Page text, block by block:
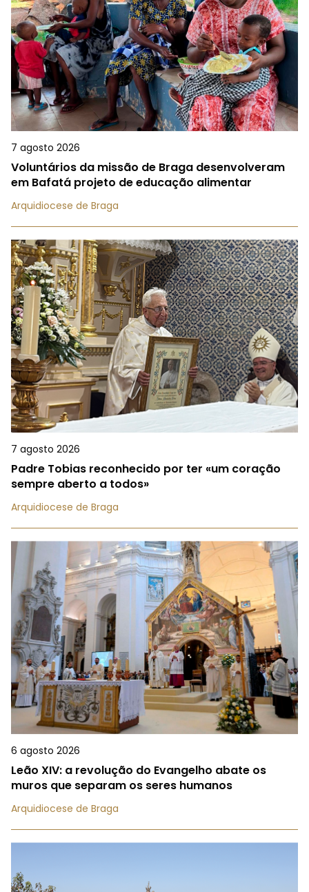
7 agosto 2026
Voluntários da missão de Braga desenvolveram
em Bafatá projeto de educação alimentar
Arquidiocese de Braga
7 agosto 2026
Padre Tobias reconhecido por ter «um coração
sempre aberto a todos»
Arquidiocese de Braga
6 agosto 2026
Leão XIV: a revolução do Evangelho abate os
muros que separam os seres humanos
Arquidiocese de Braga